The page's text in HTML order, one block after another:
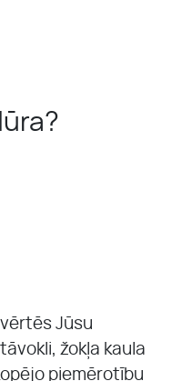
Jūsu
žokļa kaula
piemērotību